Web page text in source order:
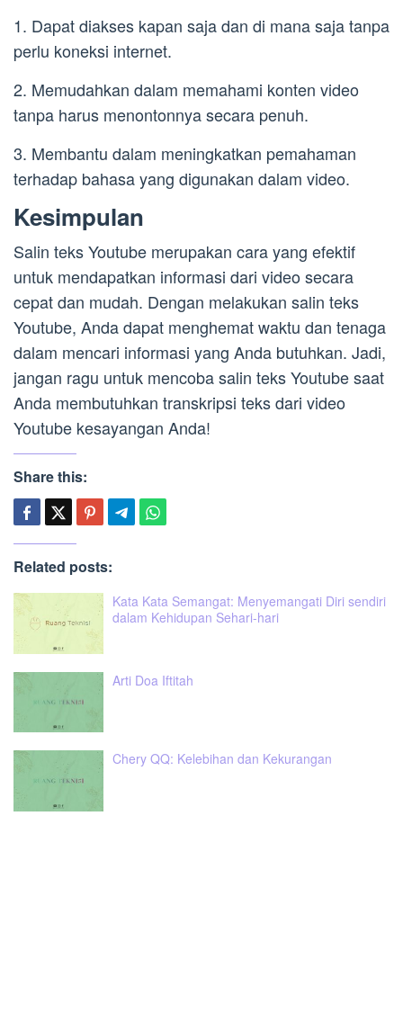
1. Dapat diakses kapan saja dan di mana saja tanpa
perlu koneksi internet.
2. Memudahkan dalam memahami konten video
tanpa harus menontonnya secara penuh.
3. Membantu dalam meningkatkan pemahaman
terhadap bahasa yang digunakan dalam video.
Kesimpulan
Salin teks Youtube merupakan cara yang efektif
untuk mendapatkan informasi dari video secara
cepat dan mudah. Dengan melakukan salin teks
Youtube, Anda dapat menghemat waktu dan tenaga
dalam mencari informasi yang Anda butuhkan. Jadi,
jangan ragu untuk mencoba salin teks Youtube saat
Anda membutuhkan transkripsi teks dari video
Youtube kesayangan Anda!
Share this:
Related posts:
Kata Kata Semangat: Menyemangati Diri sendiri
dalam Kehidupan Sehari-hari
Arti Doa Iftitah
Chery QQ: Kelebihan dan Kekurangan